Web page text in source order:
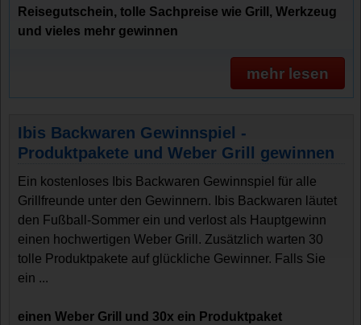
Reisegutschein, tolle Sachpreise wie Grill, Werkzeug
und vieles mehr gewinnen
mehr lesen
Ibis Backwaren Gewinnspiel -
Produktpakete und Weber Grill gewinnen
Ein kostenloses Ibis Backwaren Gewinnspiel für alle
Grillfreunde unter den Gewinnern. Ibis Backwaren läutet
den Fußball-Sommer ein und verlost als Hauptgewinn
einen hochwertigen Weber Grill. Zusätzlich warten 30
tolle Produktpakete auf glückliche Gewinner. Falls Sie
ein ...
einen Weber Grill und 30x ein Produktpaket